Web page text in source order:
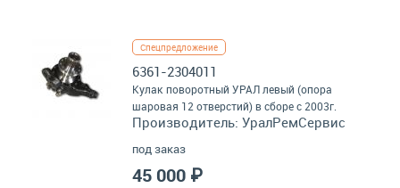
Спецпредложение
6361-2304011
Кулак поворотный УРАЛ левый (опора
шаровая 12 отверстий) в сборе с 2003г.
Производитель: УралРемСервис
под заказ
45 000 ₽